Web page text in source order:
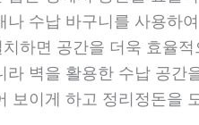
나 수납 바구니를 사용하
하면 공간을 더욱 효율
라 벽을 활용한 수납 공
보이게 하고 정리정돈을